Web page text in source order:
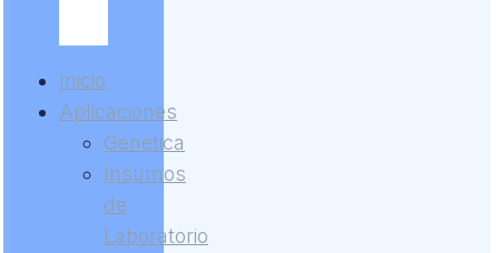
Inicio
Aplicaciones
Genética
Insumos
de
Laboratorio